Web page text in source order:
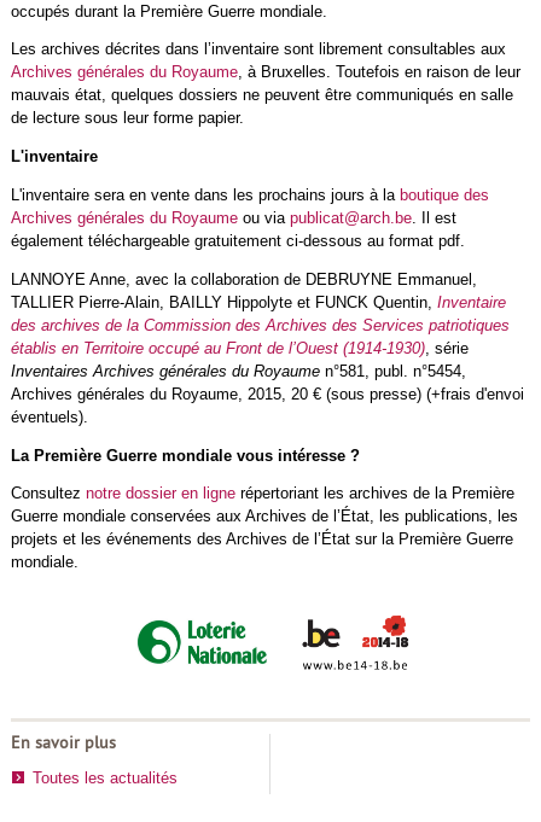
occupés durant la Première Guerre mondiale.
Les archives décrites dans l’inventaire sont librement consultables aux
Archives générales du Royaume, à Bruxelles. Toutefois en raison de leur
mauvais état, quelques dossiers ne peuvent être communiqués en salle
de lecture sous leur forme papier.
L'inventaire
L'inventaire sera en vente dans les prochains jours à la boutique des
Archives générales du Royaumeou via publicat@arch.be. Il est
également téléchargeable gratuitement ci-dessous au format pdf.
LANNOYE Anne, avec la collaboration de DEBRUYNE Emmanuel,
TALLIER Pierre-Alain, BAILLY Hippolyte et FUNCK Quentin, Inventaire
des archives de la Commission des Archives des Services patriotiques
établis en Territoire occupé au Front de l’Ouest (1914-1930), série
Inventaires Archives générales du Royaumen°581, publ. n°5454,
Archives générales du Royaume, 2015, 20 € (sous presse) (+frais d'envoi
éventuels).
La Première Guerre mondiale vous intéresse ?
Consultez notre dossier en lignerépertoriant les archives de la Première
Guerre mondiale conservées aux Archives de l’État, les publications, les
projets et les événements des Archives de l’État sur la Première Guerre
mondiale.
En savoir plus
Toutes les actualités